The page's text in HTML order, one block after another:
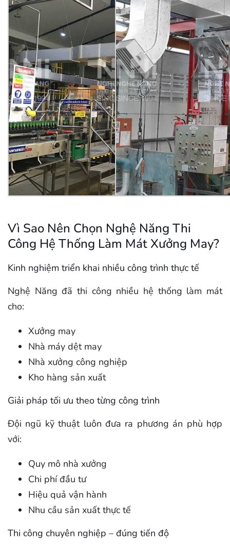
Vì Sao Nên Chọn Nghệ Năng Thi
Công Hệ Thống Làm Mát Xưởng May?
Kinh nghiệm triển khai nhiều công trình thực tế
Nghệ Năng đã thi công nhiều hệ thống làm mát
cho:
Xưởng may
Nhà máy dệt may
Nhà xưởng công nghiệp
Kho hàng sản xuất
Giải pháp tối ưu theo từng công trình
Đội ngũ kỹ thuật luôn đưa ra phương án phù hợp
với:
Quy mô nhà xưởng
Chi phí đầu tư
Hiệu quả vận hành
Nhu cầu sản xuất thực tế
Thi công chuyên nghiệp – đúng tiến độ